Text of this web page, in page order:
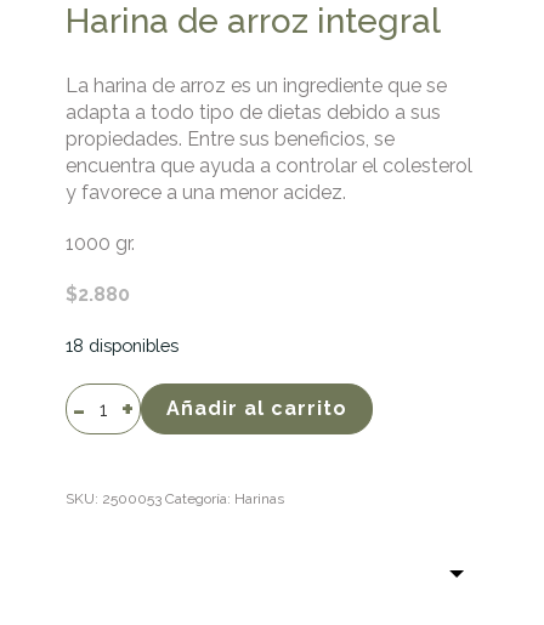
Harina de arroz integral
La harina de arroz es un ingrediente que se
adapta a todo tipo de dietas debido a sus
propiedades. Entre sus beneficios, se
encuentra que ayuda a controlar el colesterol
y favorece a una menor acidez.
1000 gr.
$2.880
18 disponibles
Harina
de
cantidad
Añadir al carrito
SKU: 2500053 Categoría: Harinas